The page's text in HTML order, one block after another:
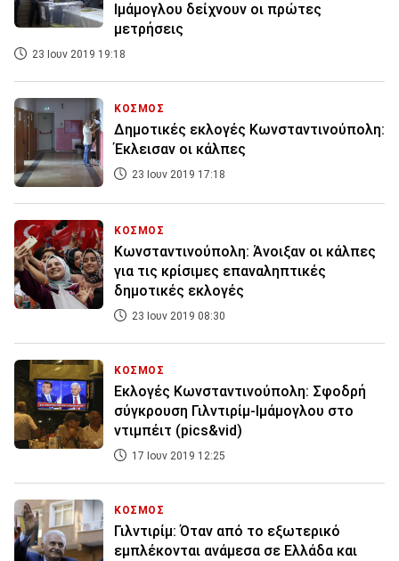
Ιμάμογλου δείχνουν οι πρώτες
μετρήσεις
23 Ιουν 2019 19:18
ΚΟΣΜΟΣ
Δημοτικές εκλογές Κωνσταντινούπολη:
Έκλεισαν οι κάλπες
23 Ιουν 2019 17:18
ΚΟΣΜΟΣ
Κωνσταντινούπολη: Άνοιξαν οι κάλπες
για τις κρίσιμες επαναληπτικές
δημοτικές εκλογές
23 Ιουν 2019 08:30
ΚΟΣΜΟΣ
Εκλογές Κωνσταντινούπολη: Σφοδρή
σύγκρουση Γιλντιρίμ-Ιμάμογλου στο
ντιμπέιτ (pics&vid)
17 Ιουν 2019 12:25
ΚΟΣΜΟΣ
Γιλντιρίμ: Όταν από το εξωτερικό
εμπλέκονται ανάμεσα σε Ελλάδα και